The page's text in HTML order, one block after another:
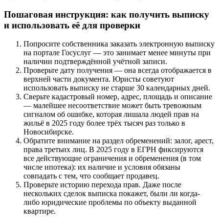
Пошаговая инструкция: как получить выписку
и использовать её для проверки
Попросите собственника заказать электронную выписку
на портале Госуслуг — это занимает менее минуты при
наличии подтверждённой учётной записи.
Проверьте дату получения — она всегда отображается в
верхней части документа. Юристы советуют
использовать выписку не старше 30 календарных дней.
Сверьте кадастровый номер, адрес, площадь и описание
— малейшее несоответствие может быть тревожным
сигналом об ошибке, которая лишала людей прав на
жильё в 2025 году более трёх тысяч раз только в
Новосибирске.
Обратите внимание на раздел обременений: залог, арест,
права третьих лиц. В 2025 году в ЕГРН фиксируются
все действующие ограничения и обременения (в том
числе ипотека): их наличие и условия обязаны
совпадать с тем, что сообщает продавец.
Проверьте историю перехода прав. Даже после
нескольких сделок выписка покажет, были ли когда-
либо юридические проблемы по объекту выданной
квартире.